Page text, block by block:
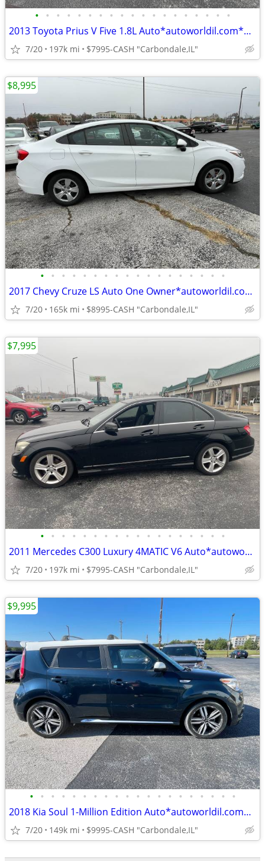
• • • • • • • • • • • • • • • • • • •
2013 Toyota Prius V Five 1.8L Auto*autoworldil.com*GAS/ELECTRIC HYBRID
7/20 197k mi $7995-CASH "Carbondale,IL"
• • • • • • • • • • • • • • • • • •
2017 Chevy Cruze LS Auto One Owner*autoworldil.com* "WELL MAINTAINED"
7/20 165k mi $8995-CASH "Carbondale,IL"
$8,995
• • • • • • • • • • • • • • • • • •
2011 Mercedes C300 Luxury 4MATIC V6 Auto*autoworldil.com*BEAUTIFUL 300
7/20 197k mi $7995-CASH "Carbondale,IL"
$7,995
• • • • • • • • • • • • • • • • • • • •
2018 Kia Soul 1-Million Edition Auto*autoworldil.com* "MUST SEE THIS"
7/20 149k mi $9995-CASH "Carbondale,IL"
$9,995